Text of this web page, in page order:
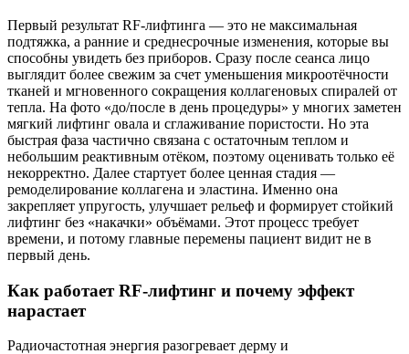
Первый результат RF‑лифтинга — это не максимальная
подтяжка, а ранние и среднесрочные изменения, которые вы
способны увидеть без приборов. Сразу после сеанса лицо
выглядит более свежим за счет уменьшения микрoотёчности
тканей и мгновенного сокращения коллагеновых спиралей от
тепла. На фото «до/после в день процедуры» у многих заметен
мягкий лифтинг овала и сглаживание пористости. Но эта
быстрая фаза частично связана с остаточным теплом и
небольшим реактивным отёком, поэтому оценивать только её
некорректно. Далее стартует более ценная стадия —
ремоделирование коллагена и эластина. Именно она
закрепляет упругость, улучшает рельеф и формирует стойкий
лифтинг без «накачки» объёмами. Этот процесс требует
времени, и потому главные перемены пациент видит не в
первый день.
Как работает RF‑лифтинг и почему эффект
нарастает
Радиочастотная энергия разогревает дерму и